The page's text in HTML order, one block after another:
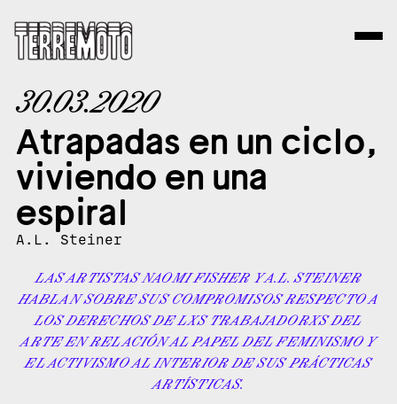
30.03.2020
Atrapadas en un ciclo,
viviendo en una
espiral
A.L. Steiner
LAS ARTISTAS NAOMI FISHER Y A.L. STEINER
HABLAN SOBRE SUS COMPROMISOS RESPECTO A
LOS DERECHOS DE LXS TRABAJADORXS DEL
ARTE EN RELACIÓN AL PAPEL DEL FEMINISMO Y
EL ACTIVISMO AL INTERIOR DE SUS PRÁCTICAS
ARTÍSTICAS.